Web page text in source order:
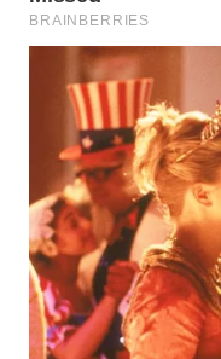
BOROBUDUR
WN
MADURA
WN
SURABAYA
WN
NATUNA